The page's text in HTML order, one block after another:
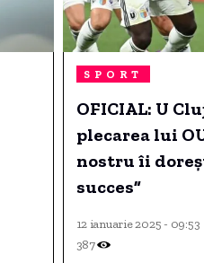
SPORT
OFICIAL: U
plecarea lui
nostru îi
succes”
12 ianuarie 2025 - 09:53
387